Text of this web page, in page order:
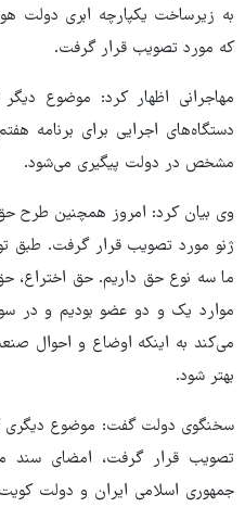
به زیرساخت یکپارچه ابری دولت
که مورد تصویب قرار گرفت.
مهاجرانی اظهار کرد: موضوع
دستگاه‌های اجرایی برای برنامه
مشخص در دولت پیگیری می‌شود.
وی بیان کرد: امروز همچنین
ژنو مورد تصویب قرار گرفت. طبق
ما سه نوع حق داریم. حق
موارد یک و دو عضو بودیم و در
می‌کند به اینکه اوضاع و احوال
بهتر شود.
سخنگوی دولت گفت: موضوع دیگری
تصویب قرار گرفت، امضای سند
جمهوری اسلامی ایران و دولت